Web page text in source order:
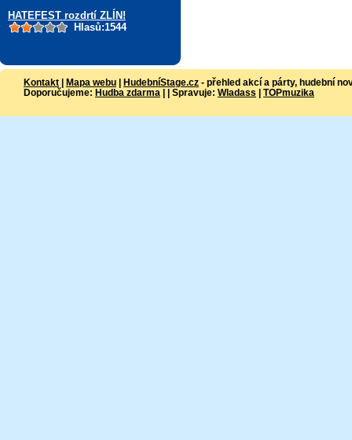
HATEFEST rozdrtí ZLÍN!
Hlasů:1544
Kontakt Mapa webu HudebníStage.cz - přehled akcí a párty, hudební
Doporučujeme: Hudba zdarma | | Spravuje: Wladass TOPmuzika